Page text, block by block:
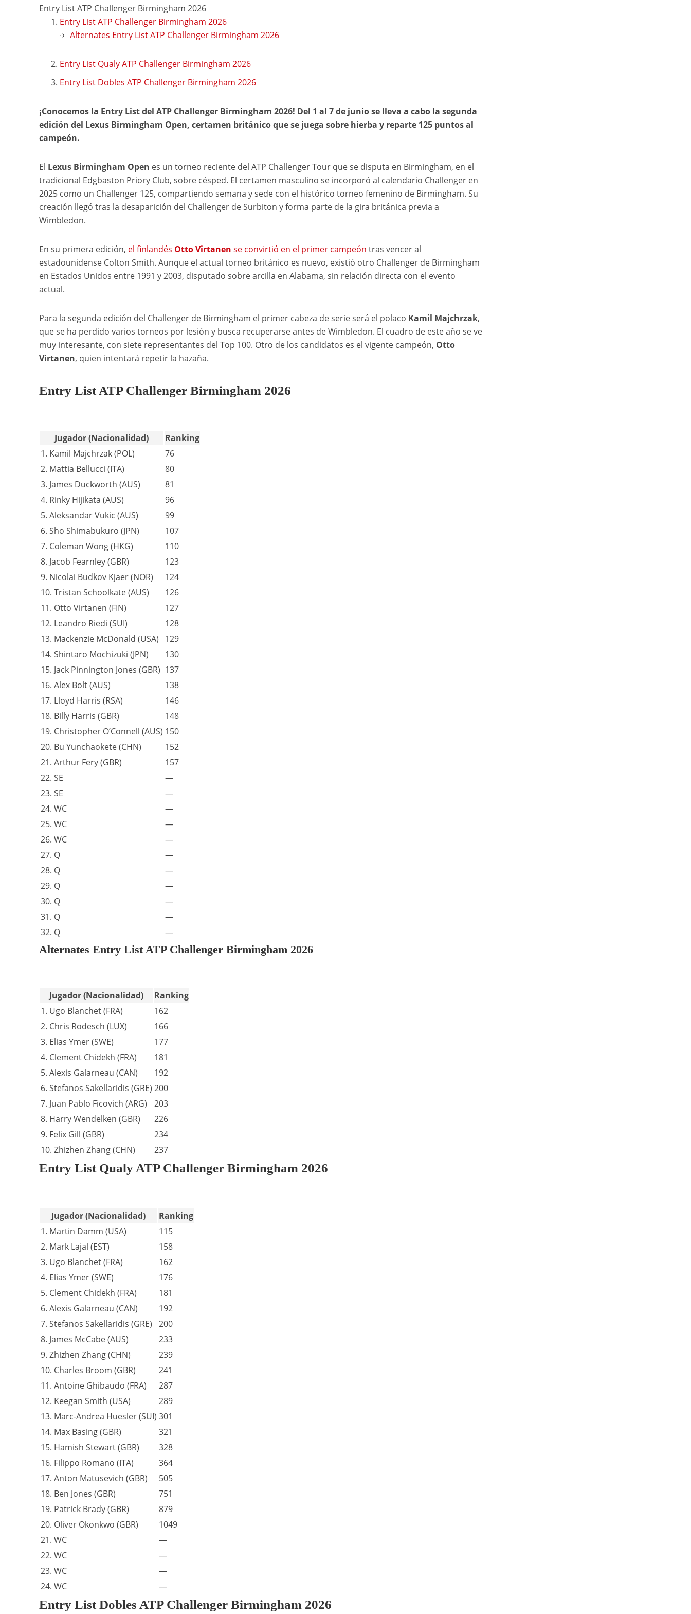
Entry List ATP Challenger Birmingham 2026
Entry List ATP Challenger Birmingham 2026
Alternates Entry List ATP Challenger Birmingham 2026
Entry List Qualy ATP Challenger Birmingham 2026
Entry List Dobles ATP Challenger Birmingham 2026
¡Conocemos la Entry List del ATP Challenger Birmingham 2026! Del 1 al 7 de junio se lleva a cabo la segunda
edición del Lexus Birmingham Open, certamen británico que se juega sobre hierba y reparte 125 puntos al
campeón.
El Lexus Birmingham Open es un torneo reciente del ATP Challenger Tour que se disputa en Birmingham, en el
tradicional Edgbaston Priory Club, sobre césped. El certamen masculino se incorporó al calendario Challenger en
2025 como un Challenger 125, compartiendo semana y sede con el histórico torneo femenino de Birmingham. Su
creación llegó tras la desaparición del Challenger de Surbiton y forma parte de la gira británica previa a
Wimbledon.
En su primera edición, el finlandés Otto Virtanen se convirtió en el primer campeón tras vencer al
estadounidense Colton Smith. Aunque el actual torneo británico es nuevo, existió otro Challenger de Birmingham
en Estados Unidos entre 1991 y 2003, disputado sobre arcilla en Alabama, sin relación directa con el evento
actual.
Para la segunda edición del Challenger de Birmingham el primer cabeza de serie será el polaco Kamil Majchrzak,
que se ha perdido varios torneos por lesión y busca recuperarse antes de Wimbledon. El cuadro de este año se ve
muy interesante, con siete representantes del Top 100. Otro de los candidatos es el vigente campeón, Otto
Virtanen, quien intentará repetir la hazaña.
Entry List ATP Challenger Birmingham 2026
Jugador (Nacionalidad)
Ranking
1. Kamil Majchrzak (POL)
76
2. Mattia Bellucci (ITA)
80
3. James Duckworth (AUS)
81
4. Rinky Hijikata (AUS)
96
5. Aleksandar Vukic (AUS)
99
6. Sho Shimabukuro (JPN)
107
7. Coleman Wong (HKG)
110
8. Jacob Fearnley (GBR)
123
9. Nicolai Budkov Kjaer (NOR)
124
10. Tristan Schoolkate (AUS)
126
11. Otto Virtanen (FIN)
127
12. Leandro Riedi (SUI)
128
13. Mackenzie McDonald (USA)
129
14. Shintaro Mochizuki (JPN)
130
15. Jack Pinnington Jones (GBR) 137
16. Alex Bolt (AUS)
138
17. Lloyd Harris (RSA)
146
18. Billy Harris (GBR)
148
19. Christopher O’Connell (AUS) 150
20. Bu Yunchaokete (CHN)
152
21. Arthur Fery (GBR)
157
22. SE
—
23. SE
—
24. WC
—
25. WC
—
26. WC
—
27. Q
—
28. Q
—
29. Q
—
30. Q
—
31. Q
—
32. Q
—
Alternates Entry List ATP Challenger Birmingham 2026
Jugador (Nacionalidad)
Ranking
1. Ugo Blanchet (FRA)
162
2. Chris Rodesch (LUX)
166
3. Elias Ymer (SWE)
177
4. Clement Chidekh (FRA)
181
5. Alexis Galarneau (CAN)
192
6. Stefanos Sakellaridis (GRE) 200
7. Juan Pablo Ficovich (ARG)
203
8. Harry Wendelken (GBR)
226
9. Felix Gill (GBR)
234
10. Zhizhen Zhang (CHN)
237
Entry List Qualy ATP Challenger Birmingham 2026
Jugador (Nacionalidad)
Ranking
1. Martin Damm (USA)
115
2. Mark Lajal (EST)
158
3. Ugo Blanchet (FRA)
162
4. Elias Ymer (SWE)
176
5. Clement Chidekh (FRA)
181
6. Alexis Galarneau (CAN)
192
7. Stefanos Sakellaridis (GRE)
200
8. James McCabe (AUS)
233
9. Zhizhen Zhang (CHN)
239
10. Charles Broom (GBR)
241
11. Antoine Ghibaudo (FRA)
287
12. Keegan Smith (USA)
289
13. Marc-Andrea Huesler (SUI) 301
14. Max Basing (GBR)
321
15. Hamish Stewart (GBR)
328
16. Filippo Romano (ITA)
364
17. Anton Matusevich (GBR)
505
18. Ben Jones (GBR)
751
19. Patrick Brady (GBR)
879
20. Oliver Okonkwo (GBR)
1049
21. WC
—
22. WC
—
23. WC
—
24. WC
—
Entry List Dobles ATP Challenger Birmingham 2026